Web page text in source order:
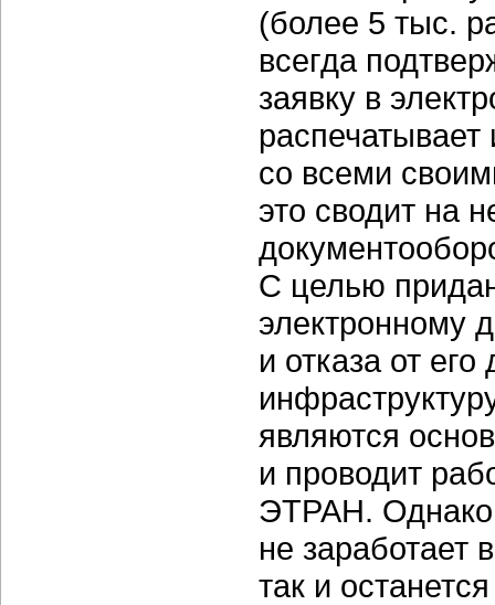
(более 5 тыс.
всегда
заявку в
со всеми
это сводит на
С целью
электронному
и отказа от
являются
и проводит
ЭТРАН. Однако
не заработает
так и